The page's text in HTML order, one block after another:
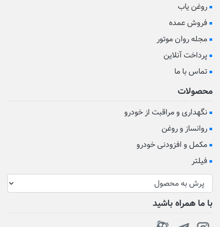
روغن یاب
فروش عمده
مجله روان موتور
پرداخت آنلاین
تماس با ما
محصولات
نگهداری و مراقبت از خودرو
روانساز و روغن
مکمل و افزودنی خودرو
فیلتر
با ما همراه باشید